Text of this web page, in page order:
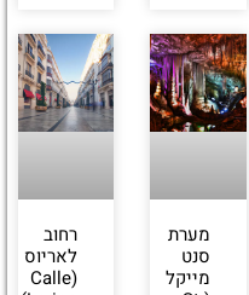
מערת
סנט
מייקל
רחוב
לאריוס
(Calle